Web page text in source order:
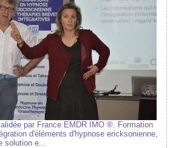
par France EMDR IMO ®. Formation
d'éléments d'hypnose ericksonienne,
solution e...